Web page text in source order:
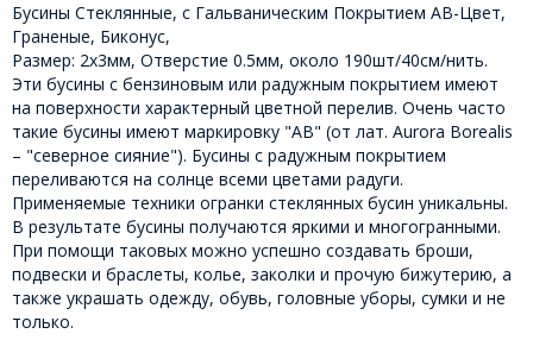
Бусины Стеклянные, с Гальваническим Покрытием АВ-Цвет,
Граненые, Биконус,
Размер: 2х3мм, Отверстие 0.5мм, около 190шт/40см/нить.
Эти бусины с бензиновым или радужным покрытием имеют
на поверхности характерный цветной перелив. Очень часто
такие бусины имеют маркировку "АВ" (от лат. Aurora Borealis
– "северное сияние"). Бусины с радужным покрытием
переливаются на солнце всеми цветами радуги.
Применяемые техники огранки стеклянных бусин уникальны.
В результате бусины получаются яркими и многогранными.
При помощи таковых можно успешно создавать броши,
подвески и браслеты, колье, заколки и прочую бижутерию, а
также украшать одежду, обувь, головные уборы, сумки и не
только.